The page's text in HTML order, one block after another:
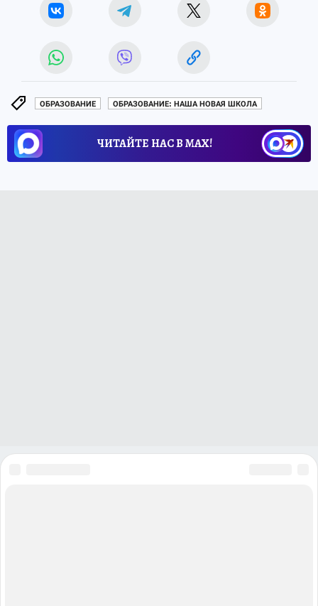
ОБРАЗОВАНИЕ ОБРАЗОВАНИЕ: НАША НОВАЯ ШКОЛА
ЧИТАЙТЕ НАС В МАХ!